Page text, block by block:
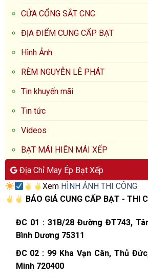
CỬA CỔNG SẮT CNC
ĐỊA ĐIỂM CUNG CẤP BẠT
Hình Ảnh
RÈM NGUYỄN LÊ PHÁT
Tin khuyến mãi
Tin tức
Videos
BẠT MÁI HIÊN MÁI XẾP
Địa Chỉ May Ép Bạt Xếp
Xem HÌNH ẢNH THI CÔNG
BÁO GIÁ CUNG CẤP BẠT - THI
ĐC 01 :31B/28 Đường ĐT743,
Bình Dương 75311
ĐC 02 : 99 Kha Vạn Cân, Thủ
Minh 720400